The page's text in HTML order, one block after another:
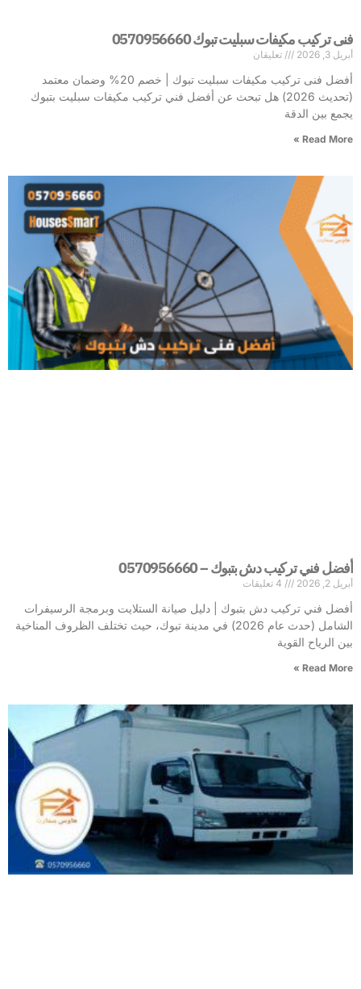
فنى تركيب مكيفات سبليت تبوك 0570956660
أبريل 3, 2026 تعليقان
أفضل فنى تركيب مكيفات سبليت تبوك | خصم 20% وضمان معتمد
(تحديث 2026) هل تبحث عن أفضل فني تركيب مكيفات سبليت بتبوك
يجمع بين الدقة
Read More »
أفضل فني تركيب دش بتبوك – 0570956660
أبريل 2, 2026
أفضل فني تركيب دش بتبوك | دليل صيانة الستلايت وبرمجة الرسيفرات
الشامل (حدث عام 2026) في مدينة تبوك، حيث تختلف الظروف المناخية
بين الرياح القوية
Read More »